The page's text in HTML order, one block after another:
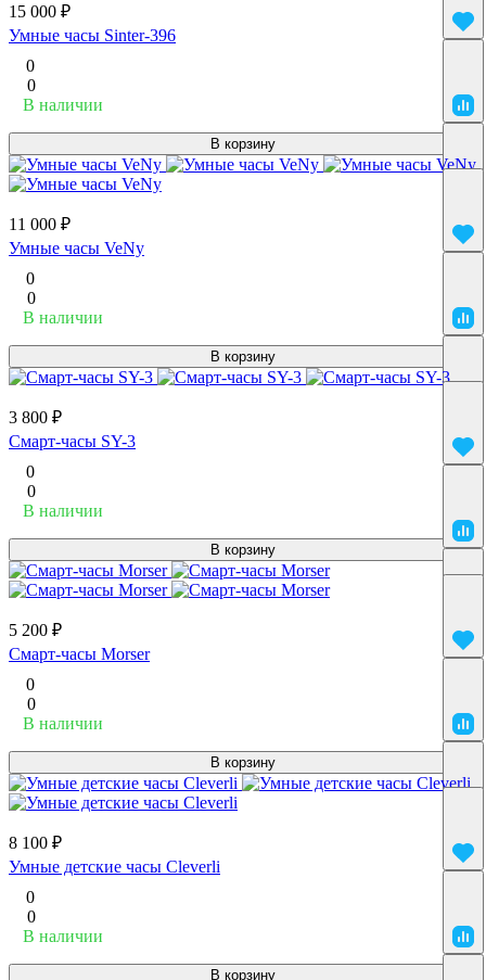
15 000 ₽
Умные часы Sinter-396
0
0
В наличии
В корзину
11 000 ₽
Умные часы VeNy
0
0
В наличии
В корзину
3 800 ₽
Смарт-часы SY-3
0
0
В наличии
В корзину
5 200 ₽
Смарт-часы Morser
0
0
В наличии
В корзину
8 100 ₽
Умные детские часы Cleverli
0
0
В наличии
В корзину